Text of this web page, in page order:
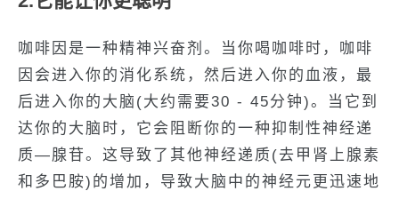
咖啡因是一种精神兴奋剂。当你喝咖啡时，咖啡
因会进入你的消化系统，然后进入你的血液，最
后进入你的大脑(大约需要30 - 45分钟)。当它到
达你的大脑时，它会阻断你的一种抑制性神经递
质—腺苷。这导致了其他神经递质(去甲肾上腺素
和多巴胺)的增加，导致大脑中的神经元更迅速地